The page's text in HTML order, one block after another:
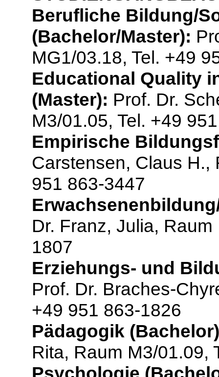
Berufliche Bildung/
(Bachelor/Master):
MG1/03.18, Tel. +49
Educational Quality
(Master): Prof. Dr.
M3/01.05, Tel. +49
Empirische
Carstensen, Claus H.,
951 863-3447
Dr. Franz, Julia,
1807
Erziehungs- und
Prof. Dr. Braches-
+49 951 863-1826
Pädagogik
Rita, Raum M3/01.09,